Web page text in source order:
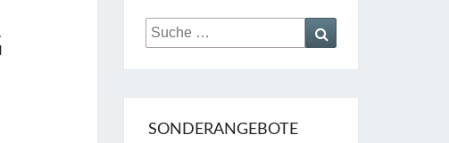
Suche
nach:
SONDERANGEBOTE